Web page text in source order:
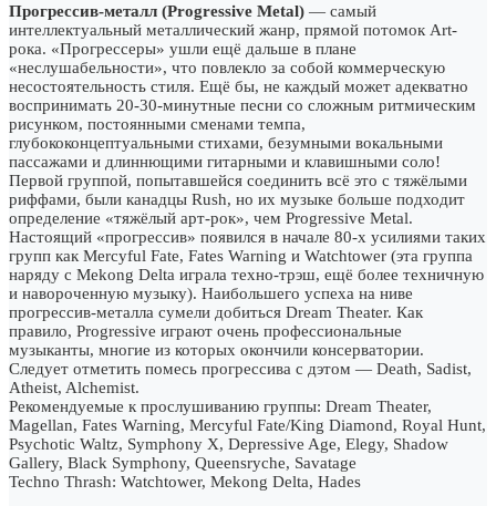
Прогрессив-металл (Progressive Metal) — самый
интеллектуальный металлический жанр, прямой потомок Art-
рока. «Прогрессеры» ушли ещё дальше в плане
«неслушабельности», что повлекло за собой коммерческую
несостоятельность стиля. Ещё бы, не каждый может адекватно
воспринимать 20-30-минутные песни со сложным ритмическим
рисунком, постоянными сменами темпа,
глубококонцептуальными стихами, безумными вокальными
пассажами и длиннющими гитарными и клавишными соло!
Первой группой, попытавшейся соединить всё это с тяжёлыми
риффами, были канадцы Rush, но их музыке больше подходит
определение «тяжёлый арт-рок», чем Progressive Metal.
Настоящий «прогрессив» появился в начале 80-х усилиями таких
групп как Mercyful Fate, Fates Warning и Watchtower (эта группа
наряду с Mekong Delta играла техно-трэш, ещё более техничную
и навороченную музыку). Наибольшего успеха на ниве
прогрессив-металла сумели добиться Dream Theater. Как
правило, Progressive играют очень профессиональные
музыканты, многие из которых окончили консерватории.
Следует отметить помесь прогрессива c дэтом — Death, Sadist,
Atheist, Alchemist.
Рекомендуемые к прослушиванию группы: Dream Theater,
Magellan, Fates Warning, Mercyful Fate/King Diamond, Royal Hunt,
Psychotic Waltz, Symphony X, Depressive Age, Elegy, Shadow
Gallery, Black Symphony, Queensryche, Savatage
Techno Thrash: Watchtower, Mekong Delta, Hades